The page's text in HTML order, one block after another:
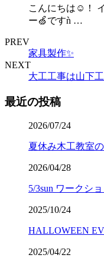
こんにちは☺！
ー🍏ですǹ …
PREV
家具製作✨
NEXT
大工工事は山下工
最近の投稿
2026/07/24
夏休み木工教室
2026/04/28
5/3sun ワークシ
2025/10/24
HALLOWEEN
2025/04/22